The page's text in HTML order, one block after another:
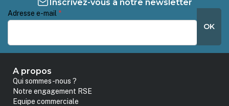
Adresse e-mail *
OK
A propos
Qui sommes-nous ?
Notre engagement RSE
Equipe commerciale